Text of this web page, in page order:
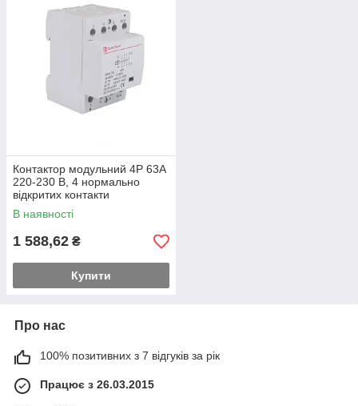
Контактор модульний 4P 63A
220-230 В, 4 нормально
відкритих контакти
В наявності
1 588,62 ₴
Купити
Про нас
100% позитивних з 7 відгуків за рік
Працює з 26.03.2015